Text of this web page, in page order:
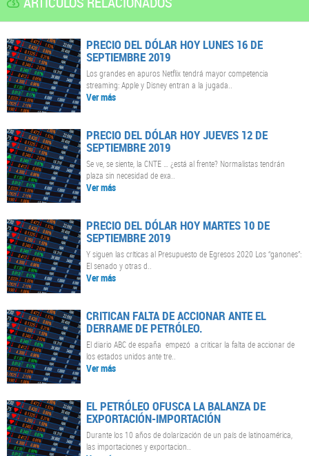
PRECIO DEL DÓLAR HOY LUNES 16 DE
SEPTIEMBRE 2019
Los grandes en apuros Netflix tendrá mayor competencia
streaming: Apple y Disney entran a la jugada..
Ver más
PRECIO DEL DÓLAR HOY JUEVES 12 DE
SEPTIEMBRE 2019
Se ve, se siente, la CNTE … ¿está al frente? Normalistas tendrán
plaza sin necesidad de exa..
Ver más
PRECIO DEL DÓLAR HOY MARTES 10 DE
SEPTIEMBRE 2019
Y siguen las críticas al Presupuesto de Egresos 2020 Los “ganones”:
El senado y otras d..
Ver más
CRITICAN FALTA DE ACCIONAR ANTE EL
DERRAME DE PETRÓLEO.
El diario ABC de españa empezó a criticar la falta de accionar de
los estados unidos ante tre..
Ver más
EL PETRÓLEO OFUSCA LA BALANZA DE
EXPORTACIÓN-IMPORTACIÓN
Durante los 10 años de dolarización de un país de latinoamérica,
las importaciones y exportacion..